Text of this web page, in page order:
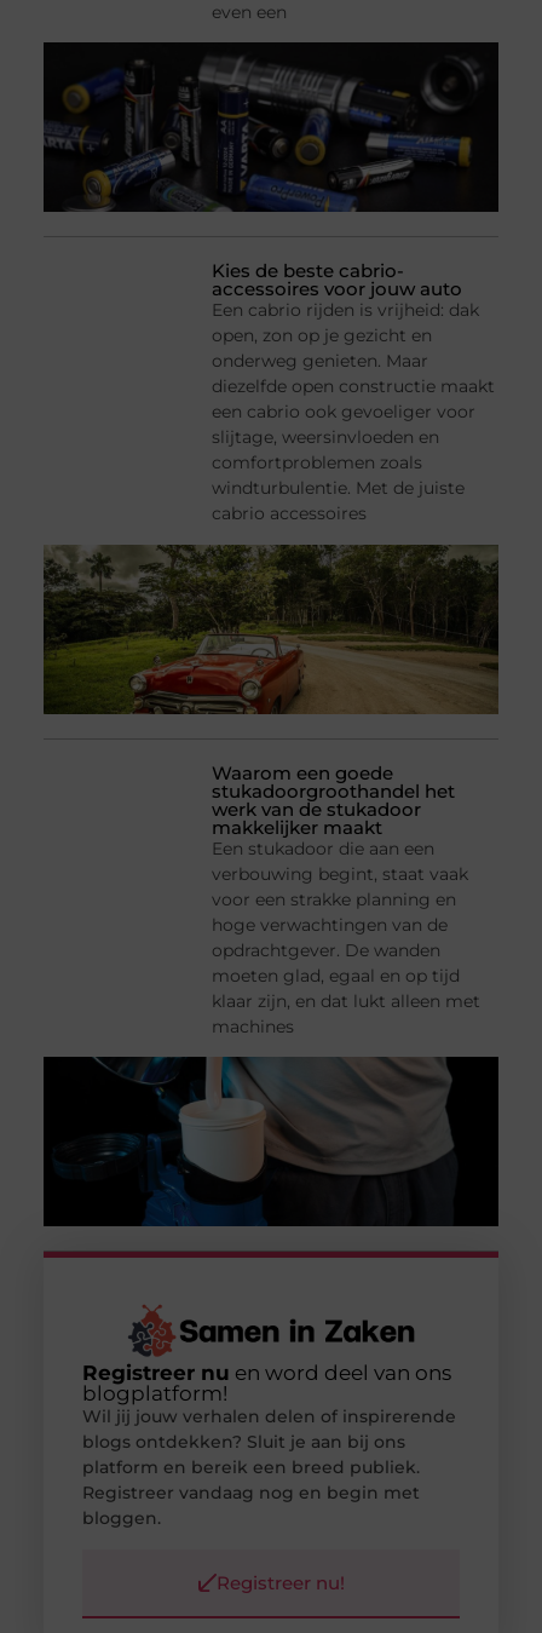
even een
Kies de beste cabrio-
accessoires voor jouw auto
Een cabrio rijden is vrijheid: dak
open, zon op je gezicht en
onderweg genieten. Maar
diezelfde open constructie maakt
een cabrio ook gevoeliger voor
slijtage, weersinvloeden en
comfortproblemen zoals
windturbulentie. Met de juiste
cabrio accessoires
Waarom een goede
stukadoorgroothandel het
werk van de stukadoor
makkelijker maakt
Een stukadoor die aan een
verbouwing begint, staat vaak
voor een strakke planning en
hoge verwachtingen van de
opdrachtgever. De wanden
moeten glad, egaal en op tijd
klaar zijn, en dat lukt alleen met
machines
Registreer nu en word deel van ons
blogplatform!
Wil jij jouw verhalen delen of inspirerende
blogs ontdekken? Sluit je aan bij ons
platform en bereik een breed publiek.
Registreer vandaag nog en begin met
bloggen.
Registreer nu!